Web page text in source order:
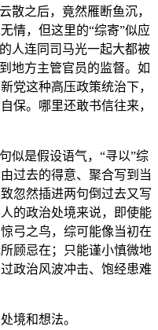
散之后，竟然雁断鱼沉，
情，但这里的“综寄”似应
人连同司马光一起大都被
地方主管官员的监督。如
党这种高压政策统治下，
保。哪里还敢书信往来，
似是假设语气，“寻以”综
过去的得意、聚合写到当
忽然插进两句倒过去又写
的政治处境来说，即使能
弓之鸟，综可能像当初在
顾忌在；只能谨小慎微地
政治风波冲击、饱经患难
境和想法。